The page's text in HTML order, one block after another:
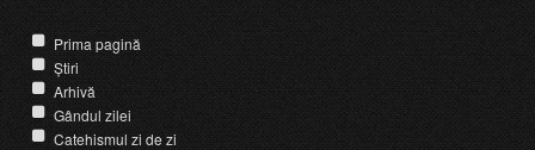
Prima pagină
Știri
Arhivă
Gândul zilei
Catehismul zi de zi